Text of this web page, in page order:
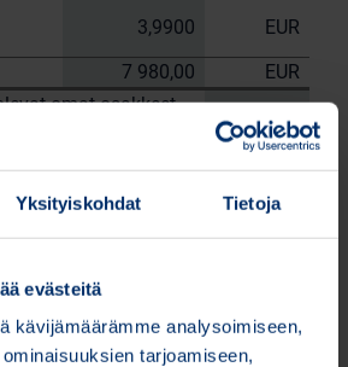
Yksityiskohdat Tietoja
evästeitä
kävijämäärämme analysoimiseen,
tarjoamiseen,
3,9900
EUR
7 980,00
EUR
omat osakkeet
Huttunen